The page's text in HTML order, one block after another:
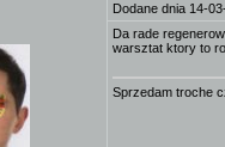
Dodane dnia 14-
Da rade
warsztat ktory to
Sprzedam troche